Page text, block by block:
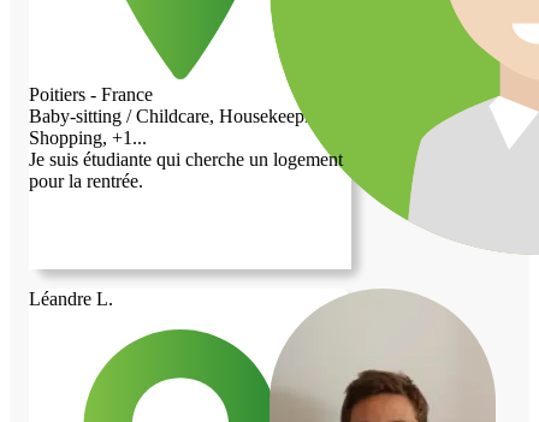
Poitiers - France
Baby-sitting / Childcare, Housekeeping,
Shopping, +1...
Je suis étudiante qui cherche un logement
pour la rentrée.
Léandre L.